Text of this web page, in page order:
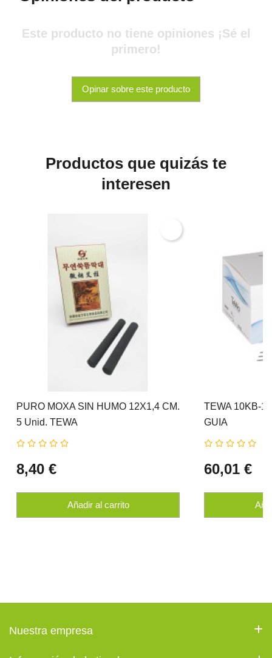
Este producto no tiene opiniones ¡Sé el
primero!
Opinar sobre este producto
Productos que quizás te
interesen
PURO MOXA SIN HUMO 12X1,4 CM.
5 Unid. TEWA
8,40 €
Añadir al carrito
TEWA 10KB-
GUIA
60,01 €
Nuestra empresa